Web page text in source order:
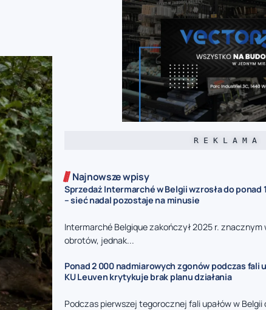
R E K L A M A
Najnowsze wpisy
Sprzedaż Intermarché w Belgii wzrosła do ponad
– sieć nadal pozostaje na minusie
Intermarché Belgique zakończył 2025 r.
obrotów, jednak...
Ponad 2 000 nadmiarowych zgonów podczas fali
KU Leuven krytykuje brak planu działania
Podczas pierwszej tegorocznej fali upałów w